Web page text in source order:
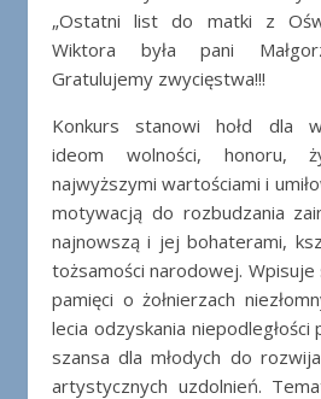
„Ostatni list do matki z
Wiktora była pani
Gratulujemy zwycięstwa!!!
Konkurs stanowi hołd dla
ideom wolności, honoru,
najwyższymi wartościami i
motywacją do rozbudzania
najnowszą i jej bohaterami,
tożsamości narodowej.
pamięci o żołnierzach
lecia odzyskania
szansa dla młodych do
artystycznych uzdolnień.